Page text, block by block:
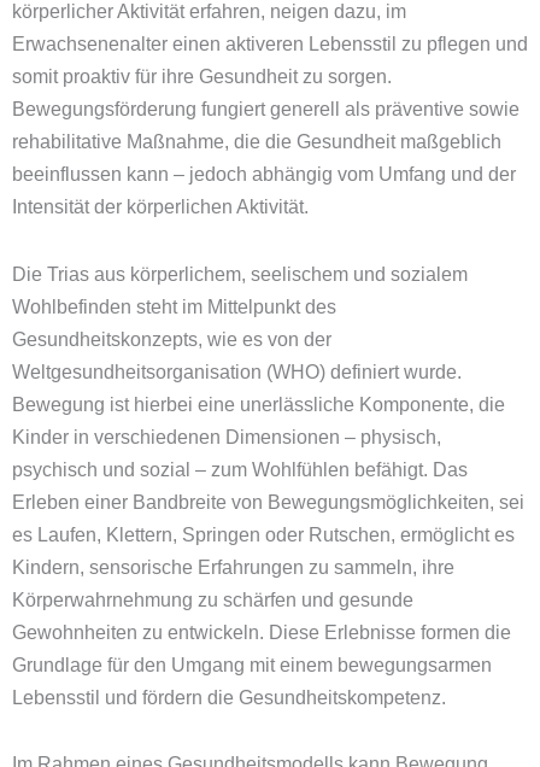
körperlicher Aktivität erfahren, neigen dazu, im
Erwachsenenalter einen aktiveren Lebensstil zu pflegen und
somit proaktiv für ihre Gesundheit zu sorgen.
Bewegungsförderung fungiert generell als präventive sowie
rehabilitative Maßnahme, die die Gesundheit maßgeblich
beeinflussen kann – jedoch abhängig vom Umfang und der
Intensität der körperlichen Aktivität.
Die Trias aus körperlichem, seelischem und sozialem
Wohlbefinden steht im Mittelpunkt des
Gesundheitskonzepts, wie es von der
Weltgesundheitsorganisation (WHO) definiert wurde.
Bewegung ist hierbei eine unerlässliche Komponente, die
Kinder in verschiedenen Dimensionen – physisch,
psychisch und sozial – zum Wohlfühlen befähigt. Das
Erleben einer Bandbreite von Bewegungsmöglichkeiten, sei
es Laufen, Klettern, Springen oder Rutschen, ermöglicht es
Kindern, sensorische Erfahrungen zu sammeln, ihre
Körperwahrnehmung zu schärfen und gesunde
Gewohnheiten zu entwickeln. Diese Erlebnisse formen die
Grundlage für den Umgang mit einem bewegungsarmen
Lebensstil und fördern die Gesundheitskompetenz.